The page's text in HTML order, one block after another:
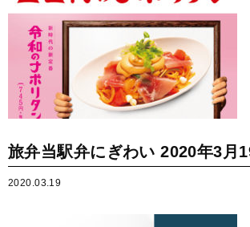
旅弁当駅弁にぎわい 2020年3月
2020.03.19